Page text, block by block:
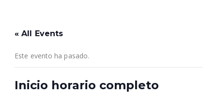
« All Events
Este evento ha pasado.
Inicio horario completo